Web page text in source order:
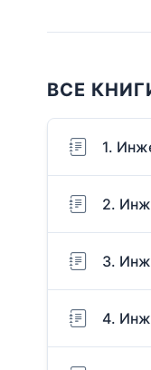
ВСЕ
1.
2.
3.
4.